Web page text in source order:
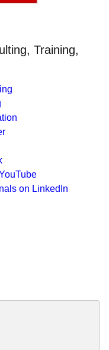
Training,
on LinkedIn